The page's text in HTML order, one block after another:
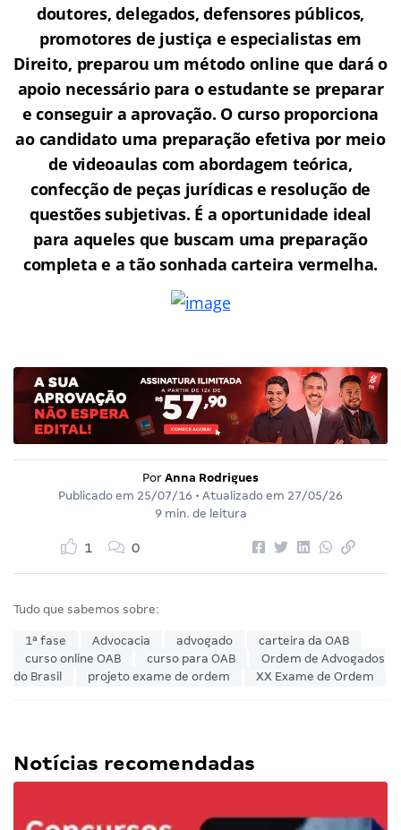
doutores, delegados, defensores públicos,
promotores de justiça e especialistas em
Direito, preparou um método online que dará o
apoio necessário para o estudante se preparar
e conseguir a aprovação. O curso proporciona
ao candidato uma preparação efetiva por meio
de videoaulas com abordagem teórica,
confecção de peças jurídicas e resolução de
questões subjetivas. É a oportunidade ideal
para aqueles que buscam uma preparação
completa e a tão sonhada carteira vermelha.
Por Anna Rodrigues
Publicado em 25/07/16 • Atualizado em 27/05/26
9 min. de leitura
1 0
Tudo que sabemos sobre:
1ª fase Advocacia advogado
carteira da OAB
curso online OAB
curso para OAB
Ordem de Advogados
do Brasil
projeto exame de ordem XX Exame de Ordem
Notícias recomendadas